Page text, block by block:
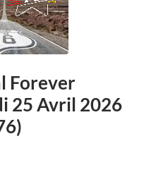
Forever
25 Avril 2026